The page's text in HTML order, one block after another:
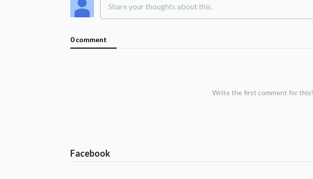
0 comment
Write the first comment for this!
Facebook